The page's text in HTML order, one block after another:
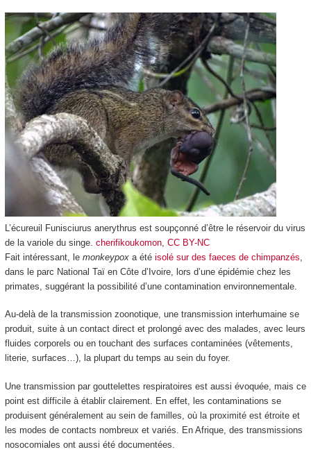
L’écureuil Funisciurus anerythrus est soupçonné d’être le réservoir du virus
de la variole du singe. cherifikoukomon, CC BY-NC
Fait intéressant, le monkeypoxa été isolé sur des faeces de chimpanzés
dans le parc National Taï en Côte d’Ivoire, lors d’une épidémie chez les
primates, suggérant la possibilité d’une contamination environnementale.
Au-delà de la transmission zoonotique, une transmission interhumaine se
produit, suite à un contact direct et prolongé avec des malades, avec leurs
fluides corporels ou en touchant des surfaces contaminées (vêtements,
literie, surfaces…), la plupart du temps au sein du foyer.
Une transmission par gouttelettes respiratoires est aussi évoquée, mais ce
point est difficile à établir clairement. En effet, les contaminations se
produisent généralement au sein de familles, où la proximité est étroite et
les modes de contacts nombreux et variés. En Afrique, des transmissions
nosocomiales ont aussi été documentées.